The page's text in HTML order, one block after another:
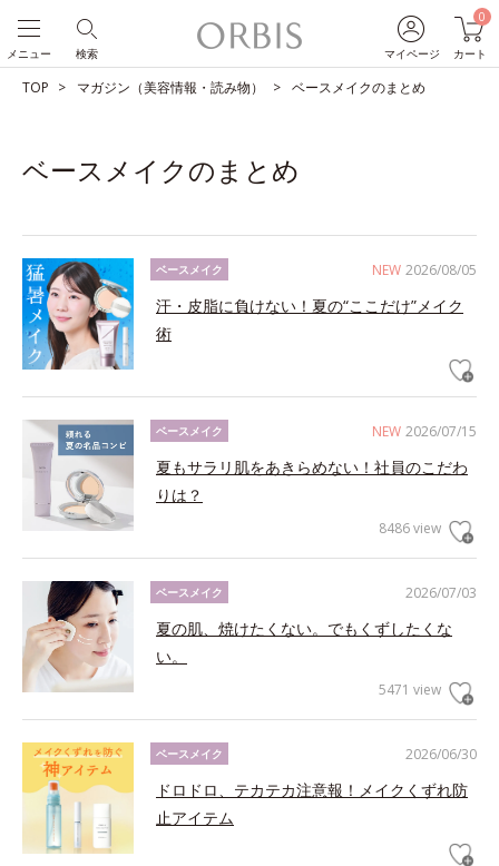
マイページ
0
カート
検索
メニュー
TOP マガジン（美容情報・読み物） ベースメイクのまとめ
ベースメイクのまとめ
NEW 2026/08/05
ベースメイク
汗・皮脂に負けない！夏の“ここだけ”メイク
術
NEW 2026/07/15
ベースメイク
夏もサラリ肌をあきらめない！社員のこだわ
りは？
8486 view
2026/07/03
ベースメイク
夏の肌、焼けたくない。でもくずしたくな
い。
5471 view
2026/06/30
ベースメイク
ドロドロ、テカテカ注意報！メイクくずれ防
止アイテム